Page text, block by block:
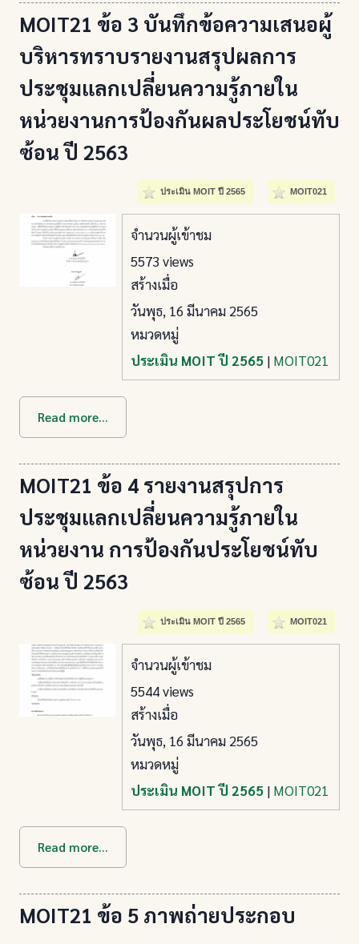
MOIT21 ข้อ 3 บันทึกข้อความเสนอผู้
บริหารทราบรายงานสรุปผลการ
ประชุมแลกเปลี่ยนความรู้ภายใน
หน่วยงานการป้องกันผลประโยชน์ทับ
ซ้อน ปี 2563
MOIT021
ประเมิน MOIT ปี 2565
จำนวนผู้เข้าชม
5573 views
สร้างเมื่อ
วันพุธ, 16 มีนาคม 2565
หมวดหมู่
ประเมิน MOIT ปี 2565 | MOIT021
Read more...
MOIT21 ข้อ 4 รายงานสรุปการ
ประชุมแลกเปลี่ยนความรู้ภายใน
หน่วยงาน การป้องกันประโยชน์ทับ
ซ้อน ปี 2563
MOIT021
ประเมิน MOIT ปี 2565
จำนวนผู้เข้าชม
5544 views
สร้างเมื่อ
วันพุธ, 16 มีนาคม 2565
หมวดหมู่
ประเมิน MOIT ปี 2565 | MOIT021
Read more...
MOIT21 ข้อ 5 ภาพถ่ายประกอบ